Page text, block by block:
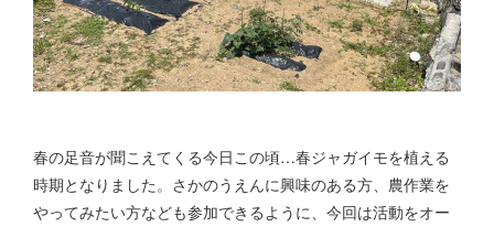
春の足音が聞こえてくる今日この頃…春ジャガイモを植える
時期となりました。さかのうえんに興味のある方、農作業を
やってみたい方なども参加できるように、今回は活動をオー